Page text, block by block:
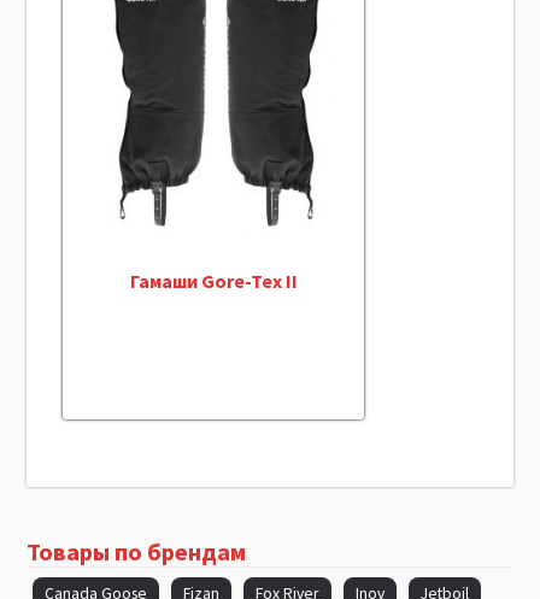
Гамаши Gore-Tex II
Товары по брендам
Canada Goose Fizan Fox River Inov
Jetboil